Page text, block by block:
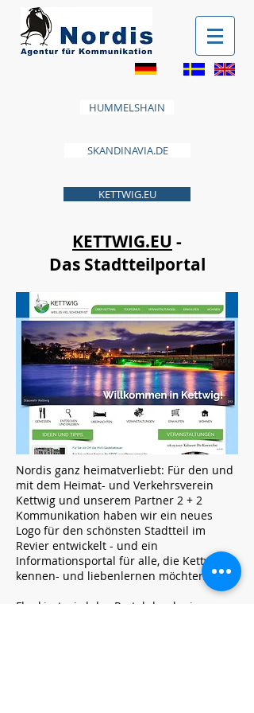
HUMMELSHAIN
SKANDINAVIA.DE
KETTWIG.EU
KETTWIG.EU -
Das Stadtteilportal
Nordis ganz heimatverliebt: Für den und
mit dem Heimat- und Verkehrsverein
Kettwig und unserem Partner 2 + 2
Kommunikation haben wir ein neues
Logo für den schönsten Stadtteil im
Revier entwickelt - und ein
Informationsportal für alle, die Kettwig
kennen- und liebenlernen möchten.
Flankiert wird das Portal durch einen